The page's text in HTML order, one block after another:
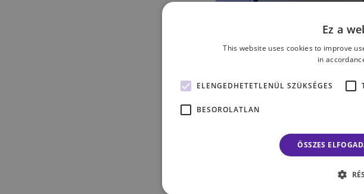
Ez a
This website uses cookies to improve
in
ELENGEDHETETLENÜL SZÜKSÉGES
BESOROLATLAN
ÖSSZES